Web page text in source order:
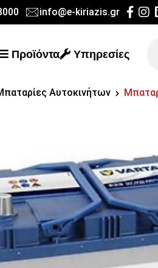
info@e-kiriazis.gr
Προϊόντα Υπηρεσίες
Αυτοκινήτων